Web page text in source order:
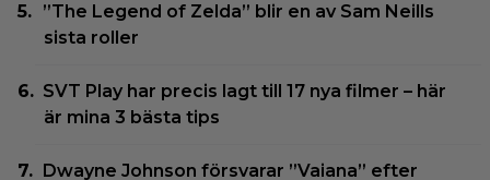
”The Legend of Zelda” blir en av Sam Neills
sista roller
SVT Play har precis lagt till 17 nya filmer – här
är mina 3 bästa tips
Dwayne Johnson försvarar ”Vaiana” efter